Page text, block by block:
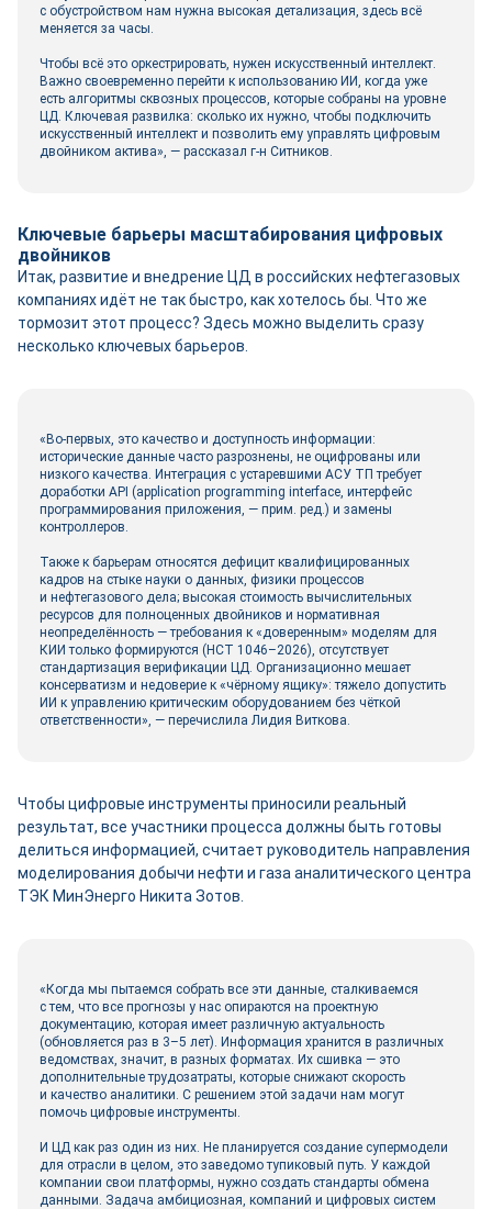
с обустройством нам нужна высокая детализация, здесь всё
меняется за часы.
Чтобы всё это оркестрировать, нужен искусственный интеллект.
Важно своевременно перейти к использованию ИИ, когда уже
есть алгоритмы сквозных процессов, которые собраны на уровне
ЦД. Ключевая развилка: сколько их нужно, чтобы подключить
искусственный интеллект и позволить ему управлять цифровым
двой­ником актива», ― рассказал г-н Ситников.
Ключевые барьеры масштабирования цифровых
двойников
Итак, развитие и внедрение ЦД в российских нефтегазовых
компаниях идёт не так быстро, как хотелось бы. Что же
тормозит этот процесс? Здесь можно выделить сразу
несколько ключевых барьеров.
«Во-первых, это качество и доступность информации:
исторические данные часто разрознены, не оцифрованы или
низкого качества. Интеграция с устаревшими АСУ ТП требует
доработки API (application programming interface, интерфейс
программирования приложения, ― прим. ред.) и замены
контроллеров.
Также к барьерам относятся дефицит квалифицированных
кадров на стыке науки о данных, физики процессов
и нефтегазового дела; высокая стоимость вычислительных
ресурсов для полноценных двой­ников и нормативная
неопределённость — требования к «доверенным» моделям для
КИИ только формируются (НСТ 1046–2026), отсутствует
стандартизация верификации ЦД. Организационно мешает
консерватизм и недоверие к «чёрному ящику»: тяжело допустить
ИИ к управлению критическим оборудованием без чёткой
ответственности», ― перечислила Лидия Виткова.
Чтобы цифровые инструменты приносили реальный
результат, все участники процесса должны быть готовы
делиться информацией, считает руководитель направления
моделирования добычи нефти и газа аналитического центра
ТЭК МинЭнерго Никита Зотов.
«Когда мы пытаемся собрать все эти данные, сталкиваемся
с тем, что все прогнозы у нас опираются на проектную
документацию, которая имеет различную актуальность
(обновляется раз в 3–5 лет). Информация хранится в различных
ведомствах, значит, в разных форматах. Их сшивка ― это
дополнительные трудозатраты, которые снижают скорость
и качество аналитики. С решением этой задачи нам могут
помочь цифровые инструменты.
И ЦД как раз один из них. Не планируется создание супермодели
для отрасли в целом, это заведомо тупиковый путь. У каждой
компании свои платформы, нужно создать стандарты обмена
данными. Задача амбициозная, компаний и цифровых систем